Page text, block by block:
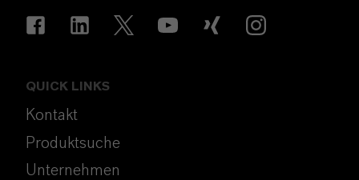
QUICK LINKS
Kontakt
Produktsuche
Unternehmen